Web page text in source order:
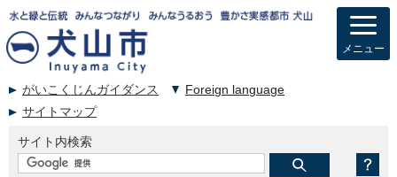
がいこくじんガイダンス
Foreign language
サイトマップ
サイト内検索
メニュー